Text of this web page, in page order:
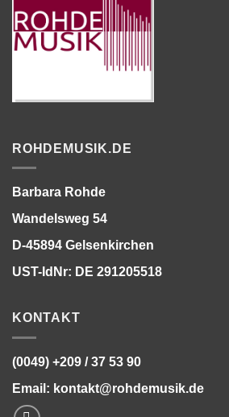
ROHDEMUSIK.DE
Barbara Rohde
Wandelsweg 54
D-45894 Gelsenkirchen
UST-IdNr: DE 291205518
KONTAKT
(0049) +209 / 37 53 90
Email: kontakt@rohdemusik.de